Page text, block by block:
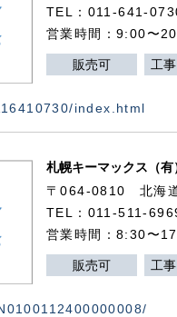
TEL：011-641-
営業時間：9:00〜
販売可 工
index.html
札幌キーマックス（有
〒064-0810 北海
TEL：011-511-
営業時間：8:30〜
販売可 工